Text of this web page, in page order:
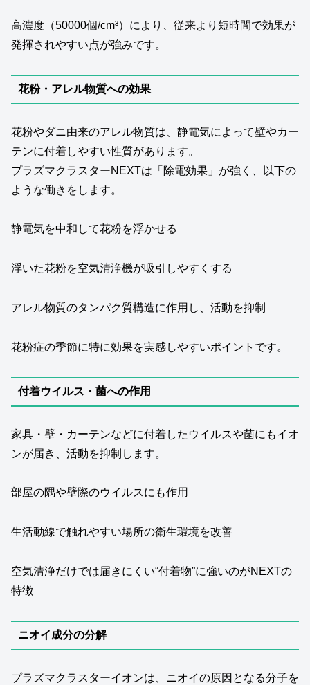
高濃度（50000個/cm³）により、従来より短時間で効果が
発揮されやすい点が強みです。
花粉・アレル物質への効果
花粉やダニ由来のアレル物質は、静電気によって壁やカー
テンに付着しやすい性質があります。
プラズマクラスターNEXTは「除電効果」が強く、以下の
ような働きをします。
静電気を中和して花粉を浮かせる
浮いた花粉を空気清浄機が吸引しやすくする
アレル物質のタンパク質構造に作用し、活動を抑制
花粉症の季節に特に効果を実感しやすいポイントです。
付着ウイルス・菌への作用
家具・壁・カーテンなどに付着したウイルスや菌にもイオ
ンが届き、活動を抑制します。
部屋の隅や壁際のウイルスにも作用
生活動線で触れやすい場所の衛生環境を改善
空気清浄だけでは届きにくい“付着物”に強いのがNEXTの
特徴
ニオイ成分の分解
プラズマクラスターイオンは、ニオイの原因となる分子を